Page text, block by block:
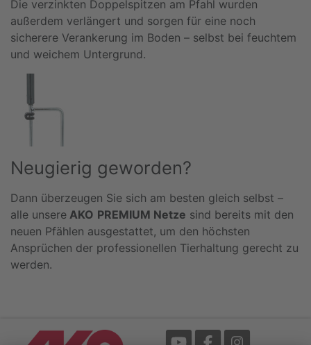
Die verzinkten Doppelspitzen am Pfahl wurden
außerdem verlängert und sorgen für eine noch
sicherere Verankerung im Boden – selbst bei feuchtem
und weichem Untergrund.
Neugierig geworden?
Dann überzeugen Sie sich am besten gleich selbst –
alle unsere AKO PREMIUM Netze sind bereits mit den
neuen Pfählen ausgestattet, um den höchsten
Ansprüchen der professionellen Tierhaltung gerecht zu
werden.